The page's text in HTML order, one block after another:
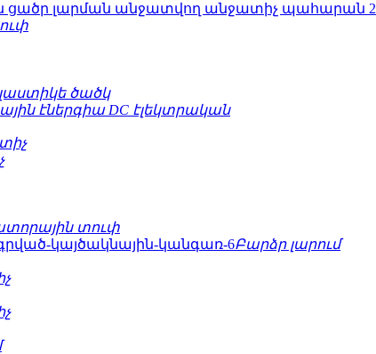
ծածկ
էներգիա DC էլեկտրական
տուփ
Բարձր լարում